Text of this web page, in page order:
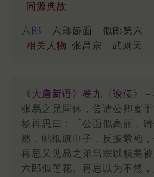
同源典故
六郎 六郎娇面
似郎第六
相关人物 张昌宗 武则天
《大唐新语》卷九〈谀佞〉～
张易之兄同休，尝请公卿宴
杨再思曰：「公面似高丽，
然，帖纸旗巾子，反披紫袍
再思又见易之弟昌宗以貌美
六郎似莲花。再思以为不然